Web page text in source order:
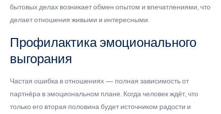
бытовых делах возникает обмен опытом и впечатлениями, что
делает отношения живыми и интересными.
Профилактика эмоционального
выгорания
Частая ошибка в отношениях — полная зависимость от
партнёра в эмоциональном плане. Когда человек ждёт, что
только его вторая половина будет источником радости и